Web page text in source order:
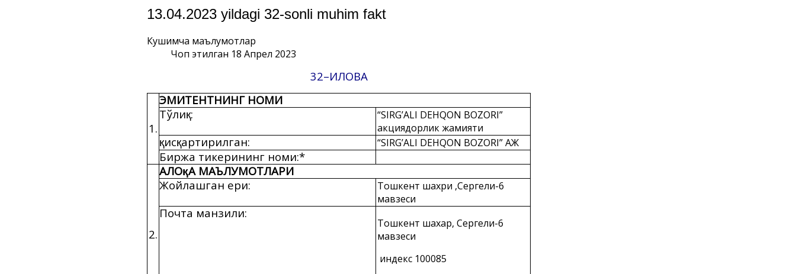
13.04.2023 yildagi 32-sonli muhim fakt
Кушимча маълумотлар
Чоп этилган 18 Апрел 2023
32–ИЛОВА
1.
ЭМИТЕНТНИНГ НОМИ
Тўлиқ:
“SIRG’ALI DEHQON BOZORI”
акциядорлик жамияти
қисқартирилган: “SIRG’ALI DEHQON BOZORI” АЖ
Биржа тикерининг номи:*
2.
АЛОқА МАЪЛУМОТЛАРИ
Жойлашган ери:
Тошкент шахри ,Сергели-6
мавзеси
Почта манзили:
Тошкент шахар, Сергели-6
мавзеси
индекс 100085